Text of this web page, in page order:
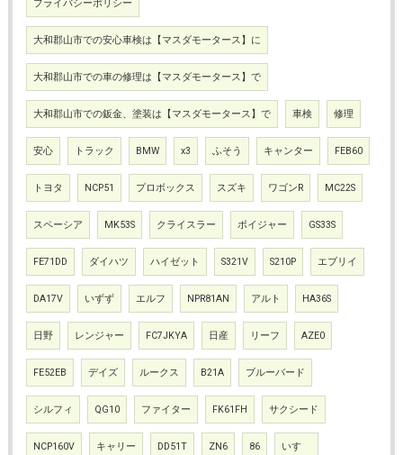
プライバシーポリシー
大和郡山市での安心車検は【マスダモータース】に
大和郡山市での車の修理は【マスダモータース】で
大和郡山市での鈑金、塗装は【マスダモータース】で 車検 修理
安心 トラック BMW x3 ふそう キャンター FEB60
トヨタ NCP51 プロボックス スズキ ワゴンR MC22S
スペーシア MK53S クライスラー ボイジャー GS33S
FE71DD ダイハツ ハイゼット S321V S210P エブリイ
DA17V いずず エルフ NPR81AN アルト HA36S
日野 レンジャー FC7JKYA 日産 リーフ AZE0
FE52EB デイズ ルークス B21A ブルーバード
シルフィ QG10 ファイター FK61FH サクシード
NCP160V キャリー DD51T ZN6 86 いすゞ